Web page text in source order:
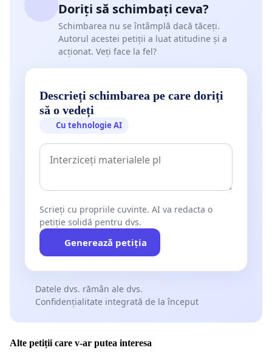
Doriți să schimbați ceva?
Schimbarea nu se întâmplă dacă tăceți.
Autorul acestei petiții a luat atitudine și a
acționat. Veți face la fel?
Descrieți schimbarea pe care doriți
să o vedeți
Cu tehnologie AI
Scrieți cu propriile cuvinte. AI va redacta o
petiție solidă pentru dvs.
Generează petiția
Datele dvs. rămân ale dvs.
Confidențialitate integrată de la început
Alte petiții care v-ar putea interesa